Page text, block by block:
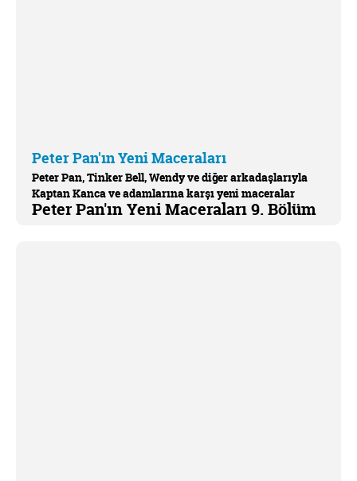
Peter Pan'ın Yeni Maceraları
Peter Pan, Tinker Bell, Wendy ve diğer arkadaşlarıyla
Kaptan Kanca ve adamlarına karşı yeni maceralar
yaşamaya devam ediyor.
Peter Pan'ın Yeni Maceraları 9. Bölüm